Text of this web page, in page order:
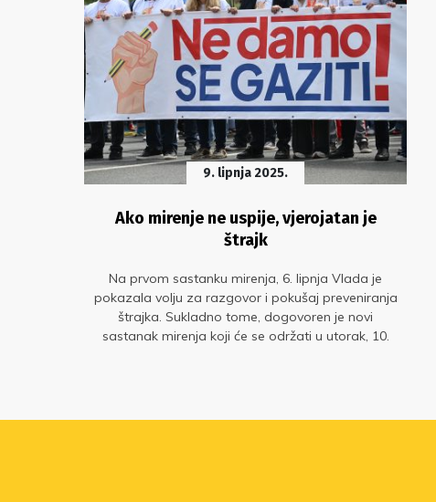
9. lipnja 2025.
Ako mirenje ne uspije, vjerojatan je
štrajk
Na prvom sastanku mirenja, 6. lipnja Vlada je
pokazala volju za razgovor i pokušaj preveniranja
štrajka. Sukladno tome, dogovoren je novi
sastanak mirenja koji će se održati u utorak, 10.